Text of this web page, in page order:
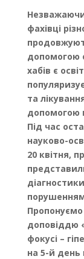
фахівці
допомогою
хабів є
та
допомогою
Під час
науково-
20 квітня,
порушенням
доповіддю
фокусі –
на 5-й день